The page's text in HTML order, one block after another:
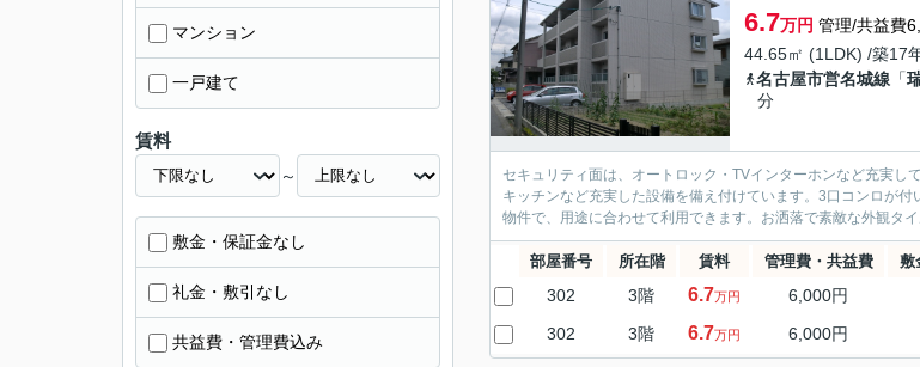
6.7万円 管理/共益費
44.65㎡ (1LDK) /築17
名古屋市営名城線 「
分
セキュリティ面は、オートロック・TVインターホンなど充実
キッチンなど充実した設備を備え付けています。3口コンロが
物件で、用途に合わせて利用できます。お洒落で素敵な外観タ
部屋番号 所在階 賃料 管理費・共益費 敷
302 3階 6.7万円 6,000円
302 3階 6.7万円 6,000円
マンション
一戸建て
賃料
～
敷金・保証金なし
礼金・敷引なし
共益費・管理費込み